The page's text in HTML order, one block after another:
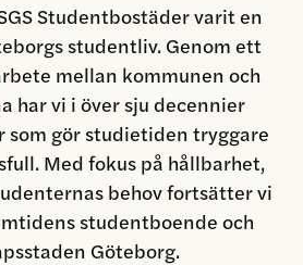
Studentbostäder varit en
studentliv. Genom ett
mellan kommunen och
har vi i över sju decennier
gör studietiden tryggare
Med fokus på hållbarhet,
behov fortsätter vi
studentboende och
Göteborg.